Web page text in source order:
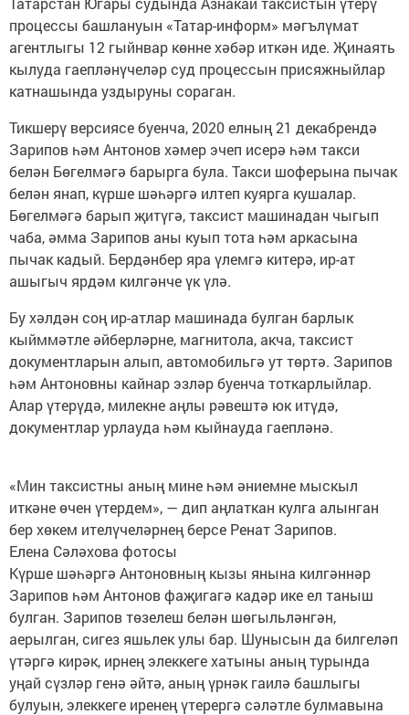
процессы башлануын «Татар-информ» мәгълүмат
агентлыгы 12 гыйнвар көнне хәбәр иткән иде. Җинаять
кылуда гаепләнүчеләр суд процессын присяжныйлар
катнашында уздыруны сораган.
Тикшерү версиясе буенча, 2020 елның 21 декабрендә
Зарипов һәм Антонов хәмер эчеп исерә һәм такси
белән Бөгелмәгә барырга була. Такси шоферына пычак
белән янап, күрше шәһәргә илтеп куярга кушалар.
Бөгелмәгә барып җитүгә, таксист машинадан чыгып
чаба, әмма Зарипов аны куып тота һәм аркасына
пычак кадый. Бердәнбер яра үлемгә китерә, ир-ат
ашыгыч ярдәм килгәнче үк үлә.
Бу хәлдән соң ир-атлар машинада булган барлык
кыйммәтле әйберләрне, магнитола, акча, таксист
документларын алып, автомобильгә ут төртә. Зарипов
һәм Антоновны кайнар эзләр буенча тоткарлыйлар.
Алар үтерүдә, милекне аңлы рәвештә юк итүдә,
документлар урлауда һәм кыйнауда гаепләнә.
«Мин таксистны аның мине һәм әниемне мыскыл
иткәне өчен үтердем», — дип аңлаткан кулга алынган
бер хөкем ителүчеләрнең берсе Ренат Зарипов.
Елена Сәләхова фотосы
Күрше шәһәргә Антоновның кызы янына килгәннәр
Зарипов һәм Антонов фаҗигагә кадәр ике ел таныш
булган. Зарипов төзелеш белән шөгыльләнгән,
аерылган, сигез яшьлек улы бар. Шунысын да билгеләп
үтәргә кирәк, ирнең элеккеге хатыны аның турында
уңай сүзләр генә әйтә, аның үрнәк гаилә башлыгы
булуын, элеккеге иренең үтерергә сәләтле булмавына